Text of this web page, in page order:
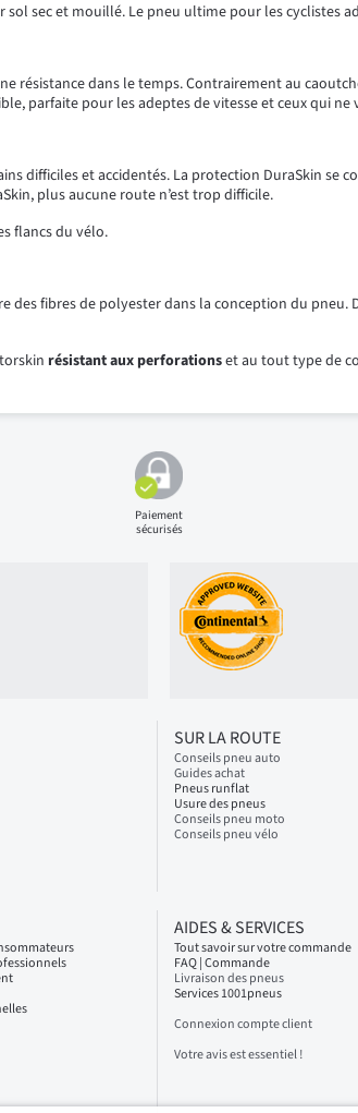
sec et mouillé. Le pneu ultime pour les cyclistes
résistance dans le temps. Contrairement au
parfaite pour les adeptes de vitesse et ceux qui ne
difficiles et accidentés. La protection DuraSkin se
plus aucune route n’est trop difficile.
flancs du vélo.
des fibres de polyester dans la conception du
résistant aux perforationset au tout type de
Paiement
sécurisés
SUR LA ROUTE
Conseils pneu auto
Guides achat
Pneus runflat
Usure des pneus
Conseils pneu moto
Conseils pneu vélo
AIDES & SERVICES
Tout savoir sur votre commande
FAQ | Commande
Livraison des pneus
Services 1001pneus
Connexion compte client
Votre avis est essentiel !